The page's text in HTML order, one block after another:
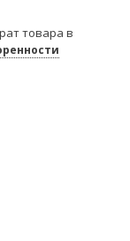
товара в